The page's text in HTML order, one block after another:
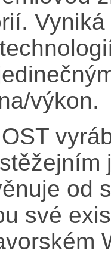
výkon.
od
své